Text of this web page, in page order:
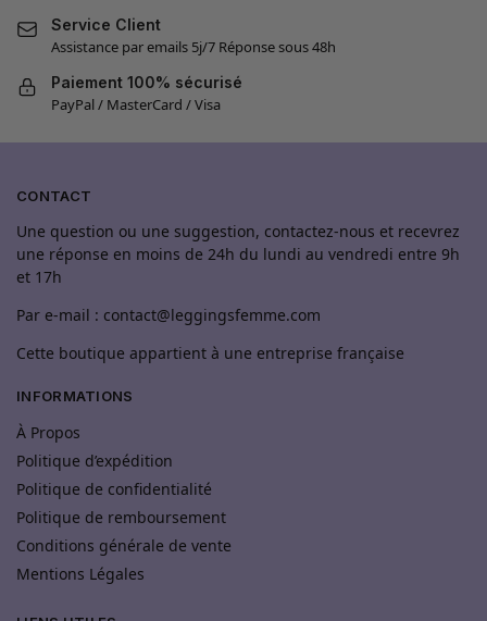
Service Client
Assistance par emails 5j/7 Réponse sous 48h
Paiement 100% sécurisé
PayPal / MasterCard / Visa
CONTACT
Une question ou une suggestion, contactez-nous et recevrez
une réponse en moins de 24h du lundi au vendredi entre 9h
et 17h
Par e-mail : contact@leggingsfemme.com
Cette boutique appartient à une entreprise française
INFORMATIONS
À Propos
Politique d’expédition
Politique de confidentialité
Politique de remboursement
Conditions générale de vente
Mentions Légales